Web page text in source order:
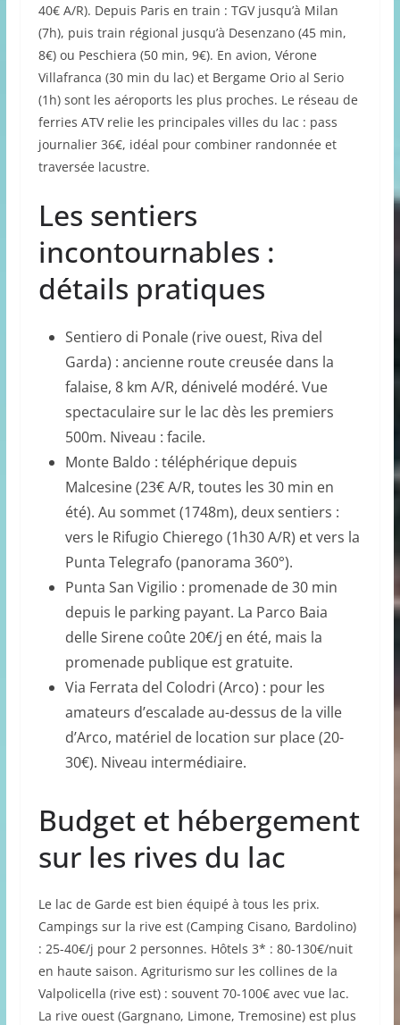
40€ A/R). Depuis Paris en train : TGV jusqu’à Milan
(7h), puis train régional jusqu’à Desenzano (45 min,
8€) ou Peschiera (50 min, 9€). En avion, Vérone
Villafranca (30 min du lac) et Bergame Orio al Serio
(1h) sont les aéroports les plus proches. Le réseau de
ferries ATV relie les principales villes du lac : pass
journalier 36€, idéal pour combiner randonnée et
traversée lacustre.
Les sentiers
incontournables :
détails pratiques
Sentiero di Ponale (rive ouest, Riva del
Garda) : ancienne route creusée dans la
falaise, 8 km A/R, dénivelé modéré. Vue
spectaculaire sur le lac dès les premiers
500m. Niveau : facile.
Monte Baldo : téléphérique depuis
Malcesine (23€ A/R, toutes les 30 min en
été). Au sommet (1748m), deux sentiers :
vers le Rifugio Chierego (1h30 A/R) et vers la
Punta Telegrafo (panorama 360°).
Punta San Vigilio : promenade de 30 min
depuis le parking payant. La Parco Baia
delle Sirene coûte 20€/j en été, mais la
promenade publique est gratuite.
Via Ferrata del Colodri (Arco) : pour les
amateurs d’escalade au-dessus de la ville
d’Arco, matériel de location sur place (20-
30€). Niveau intermédiaire.
Budget et hébergement
sur les rives du lac
Le lac de Garde est bien équipé à tous les prix.
Campings sur la rive est (Camping Cisano, Bardolino)
: 25-40€/j pour 2 personnes. Hôtels 3* : 80-130€/nuit
en haute saison. Agriturismo sur les collines de la
Valpolicella (rive est) : souvent 70-100€ avec vue lac.
La rive ouest (Gargnano, Limone, Tremosine) est plus